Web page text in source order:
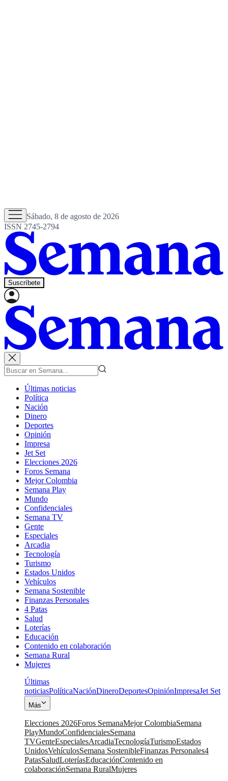
Sábado, 8 de agosto de 2026
ISSN 2745-2794
Suscríbete
Últimas noticias
Política
Nación
Dinero
Deportes
Opinión
Impresa
Jet Set
Elecciones 2026
Foros Semana
Mejor Colombia
Semana Play
Mundo
Confidenciales
Semana TV
Gente
Especiales
Arcadia
Tecnología
Turismo
Estados Unidos
Vehículos
Semana Sostenible
Finanzas Personales
4 Patas
Salud
Loterías
Educación
Contenido en colaboración
Semana Rural
Mujeres
Últimas
noticiasPolíticaNaciónDineroDeportesOpiniónImpresaJet Set
Más
Elecciones 2026Foros SemanaMejor ColombiaSemana
PlayMundoConfidencialesSemana
TVGenteEspecialesArcadiaTecnologíaTurismoEstados
UnidosVehículosSemana SostenibleFinanzas Personales4
PatasSaludLoteríasEducaciónContenido en
colaboraciónSemana RuralMujeres